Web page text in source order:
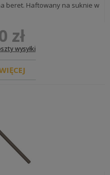
beret. Haftowany na suknie w
zł
wysyłki